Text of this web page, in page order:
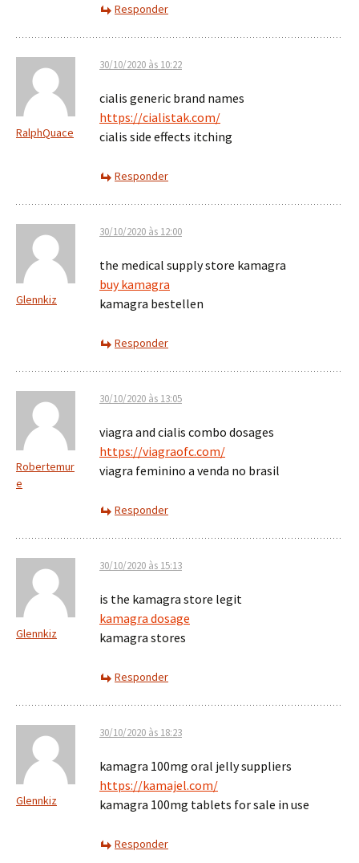
Responder
RalphQuace
30/10/2020 às 10:22
cialis generic brand names
https://cialistak.com/
cialis side effects itching
Responder
Glennkiz
30/10/2020 às 12:00
the medical supply store kamagra
buy kamagra
kamagra bestellen
Responder
Robertemur
e
30/10/2020 às 13:05
viagra and cialis combo dosages
https://viagraofc.com/
viagra feminino a venda no brasil
Responder
Glennkiz
30/10/2020 às 15:13
is the kamagra store legit
kamagra dosage
kamagra stores
Responder
Glennkiz
30/10/2020 às 18:23
kamagra 100mg oral jelly suppliers
https://kamajel.com/
kamagra 100mg tablets for sale in use
Responder